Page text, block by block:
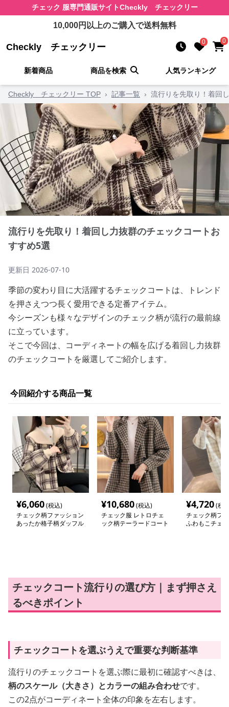
チェック 服専門通販サイトCheckly チェックリー
10,000円以上のご購入で送料無料
Checkly チェックリー 0 0
新着商品 商品を検索 人気ランキング
Checkly チェックリー TOP › 記事一覧 › 流行りを先取り！着回
流行りを先取り！着回し力抜群のチェックコートお
すすめ5選
更新日 2026-07-10
季節の変わり目に大活躍するチェックコートは、トレンド
を押さえつつ長く愛用できる定番アイテム。
今シーズンも様々なデザインのチェック柄が流行の最前線
に立っています。
そこで今回は、コーディネートの幅を広げる着回し力抜群
のチェックコートを厳選してご紹介します。
今回紹介する商品一覧
¥6,060(税込)
チェック柄ファッション
あったか格子柄ダッフル
¥10,680(税込)
チェック服 レトロチェ
ック柄テーラードコート
¥4,720(税
チェック柄フ
ふわもこチェ
チェックコート流行りの選び方｜まず押さえ
るべきポイント
チェックコートを選ぶうえで重要な判断基準
流行りのチェックコートを選ぶ際に最初に確認すべきは、
柄のスケール（大きさ）とカラーの組み合わせです。
この2点がコーディネート全体の印象を左右します。